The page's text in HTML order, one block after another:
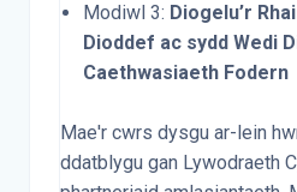
Modiwl 3: Diogelu’r
Dioddef ac sydd Wedi
Caethwasiaeth Fodern
Mae'r cwrs dysgu ar-lein
ddatblygu gan Lywodraeth